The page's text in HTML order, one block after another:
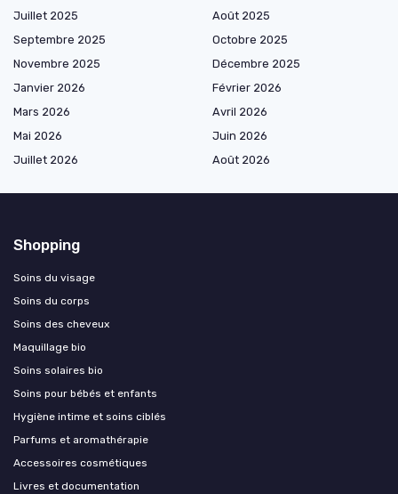
Juillet 2025
Août 2025
Septembre 2025
Octobre 2025
Novembre 2025
Décembre 2025
Janvier 2026
Février 2026
Mars 2026
Avril 2026
Mai 2026
Juin 2026
Juillet 2026
Août 2026
Shopping
Soins du visage
Soins du corps
Soins des cheveux
Maquillage bio
Soins solaires bio
Soins pour bébés et enfants
Hygiène intime et soins ciblés
Parfums et aromathérapie
Accessoires cosmétiques
Livres et documentation